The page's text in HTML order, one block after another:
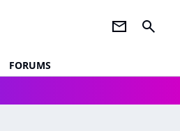
newsletter search
FORUMS